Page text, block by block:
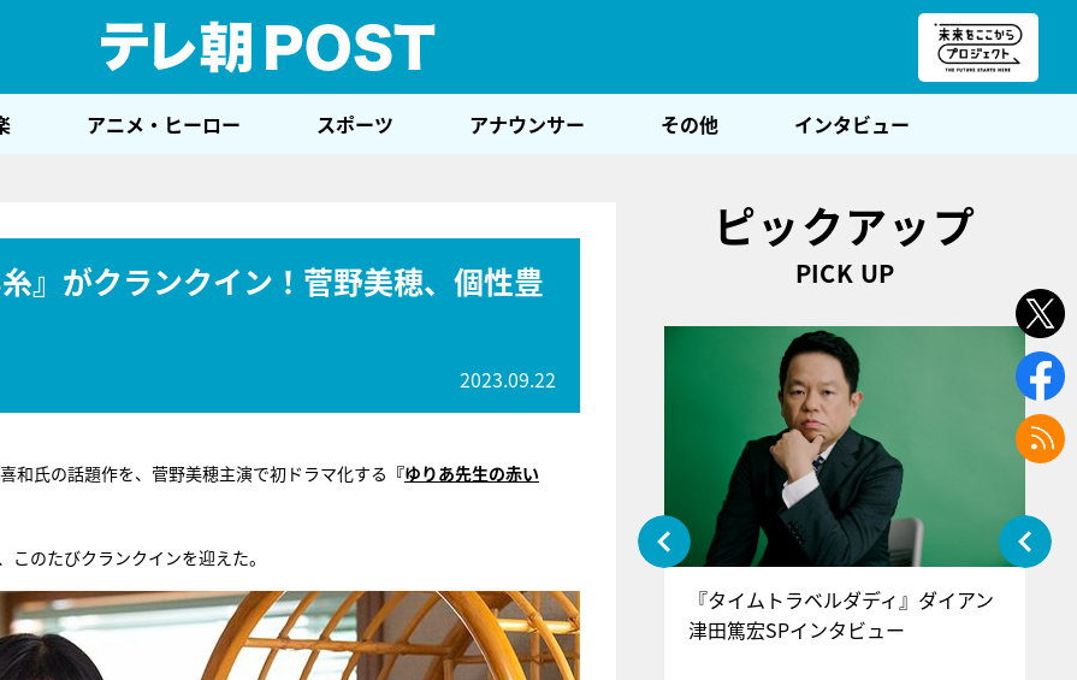
アニメ・ヒーロー スポーツ アナウンサー その他 インタビュー
』がクランクイン！菅野美穂、個性豊
2023.09.22
和氏の話題作を、菅野美穂主演で初ドラマ化する 『ゆりあ先生の赤い
のたびクランクインを迎えた。
ピックアップ
PICK UP
『アイ＝ラブ！げーみんぐ』＝LOV
E齋藤樹愛羅＆佐々木舞香SPインタ
ビュー
『タイムトラベルダディ』ダイアン
津田篤宏SPインタビュー